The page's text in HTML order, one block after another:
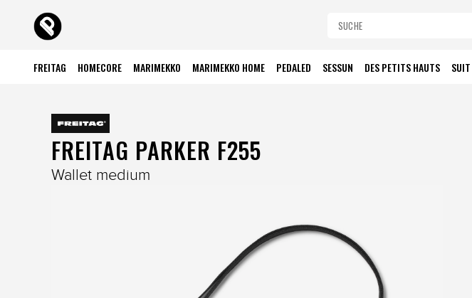
FREITAG HOMECORE MARIMEKKO MARIMEKKO HOME PEDALED SESSUN DES PETITS HAUTS SUIT
FREITAG PARKER F255
Wallet medium